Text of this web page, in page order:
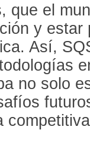
que el
y
Así,
no solo